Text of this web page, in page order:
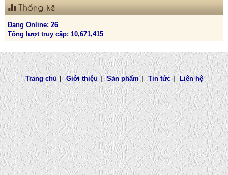
Thống kê
Đang Online: 26
Tổng lượt truy cập: 10,671,415
Trang chủ | Giới thiệu | Sản phẩm | Tin tức | Liên hệ